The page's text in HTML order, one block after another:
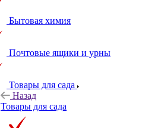
Бытовая химия
Почтовые ящики и урны
Товары для сада
Назад
Товары для сада